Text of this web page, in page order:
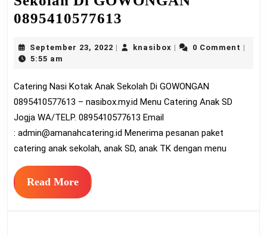
0895410577613
Kotak
Sekolah
Di
GOWONGAN
0895410577613
September 23, 2022 September
knasiboxknasibox0 Comment
5:55 am
Catering Nasi Kotak Anak Sekolah Di GOWONGAN
0895410577613 – nasibox.my.id Menu Catering Anak SD
Jogja WA/TELP. 0895410577613 Email
: admin@amanahcatering.id Menerima pesanan paket
catering anak sekolah, anak SD, anak TK dengan menu
Read MoreRead
More